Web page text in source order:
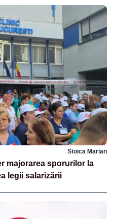
Stoica Marian
majorarea sporurilor la
legii salarizării